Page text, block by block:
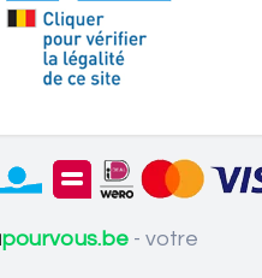
pourvous.be - votre